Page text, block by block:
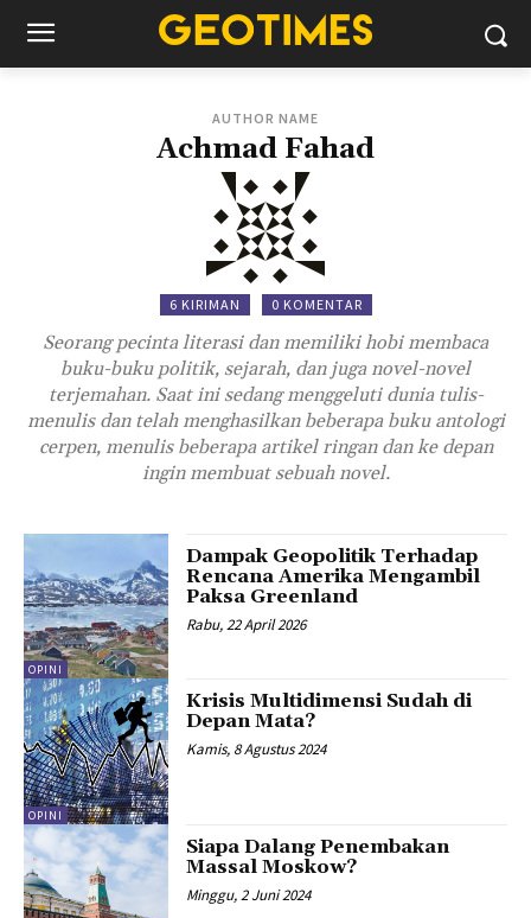
AUTHOR NAME
Achmad Fahad
6 KIRIMAN 0 KOMENTAR
Seorang pecinta literasi dan memiliki hobi membaca
buku-buku politik, sejarah, dan juga novel-novel
terjemahan. Saat ini sedang menggeluti dunia tulis-
menulis dan telah menghasilkan beberapa buku antologi
cerpen, menulis beberapa artikel ringan dan ke depan
ingin membuat sebuah novel.
OPINI
Dampak Geopolitik Terhadap
Rencana Amerika Mengambil
Paksa Greenland
Rabu, 22 April 2026
OPINI
Krisis Multidimensi Sudah di
Depan Mata?
Kamis, 8 Agustus 2024
Siapa Dalang Penembakan
Massal Moskow?
Minggu, 2 Juni 2024